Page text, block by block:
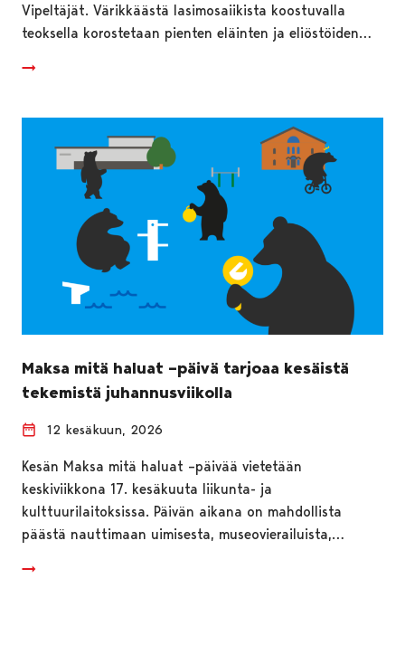
Vipeltäjät. Värikkäästä lasimosaiikista koostuvalla
teoksella korostetaan pienten eläinten ja eliöstöiden…
Maksa mitä haluat –päivä tarjoaa kesäistä
tekemistä juhannusviikolla
12 kesäkuun, 2026
Kesän Maksa mitä haluat –päivää vietetään
keskiviikkona 17. kesäkuuta liikunta- ja
kulttuurilaitoksissa. Päivän aikana on mahdollista
päästä nauttimaan uimisesta, museovierailuista,…